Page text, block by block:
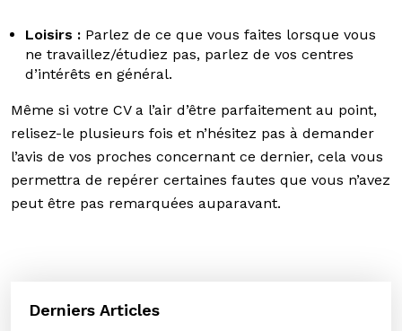
Loisirs : Parlez de ce que vous faites lorsque vous
ne travaillez/étudiez pas, parlez de vos centres
d’intérêts en général.
Même si votre CV a l’air d’être parfaitement au point,
relisez-le plusieurs fois et n’hésitez pas à demander
l’avis de vos proches concernant ce dernier, cela vous
permettra de repérer certaines fautes que vous n’avez
peut être pas remarquées auparavant.
Derniers Articles